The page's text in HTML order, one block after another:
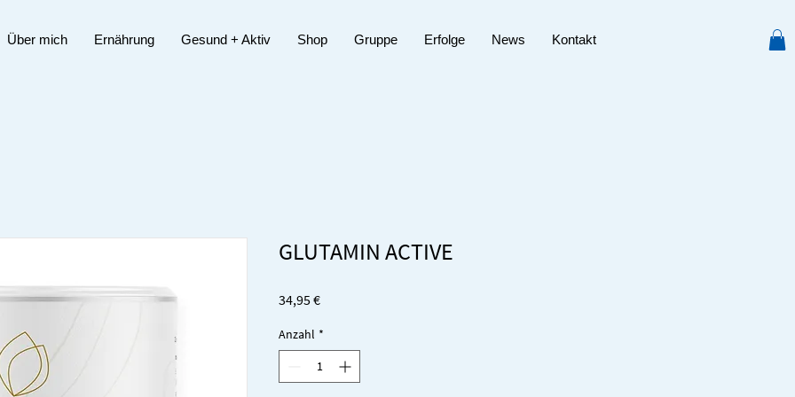
Über mich Ernährung Gesund + Aktiv Shop Gruppe Erfolge News Kontakt
GLUTAMIN ACTIVE
34,95 €Preis
Anzahl *